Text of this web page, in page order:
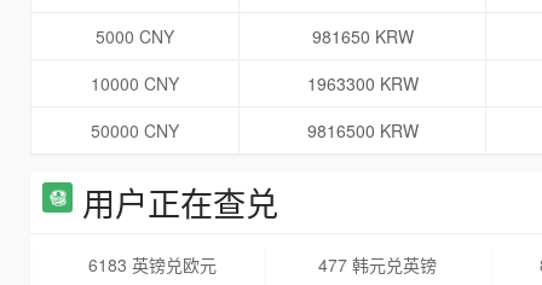
5000 CNY
981650 KRW
10000 CNY
1963300 KRW
50000 CNY
9816500 KRW
用户正在查兑
6183 英镑兑欧元 477 韩元兑英镑